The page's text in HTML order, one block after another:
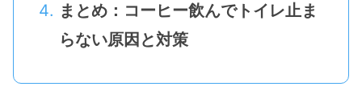
まとめ：コーヒー飲んでトイレ止ま
らない原因と対策